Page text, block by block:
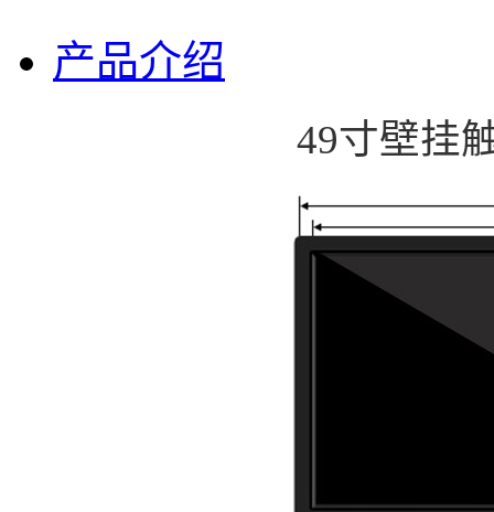
产品介绍
49寸壁挂